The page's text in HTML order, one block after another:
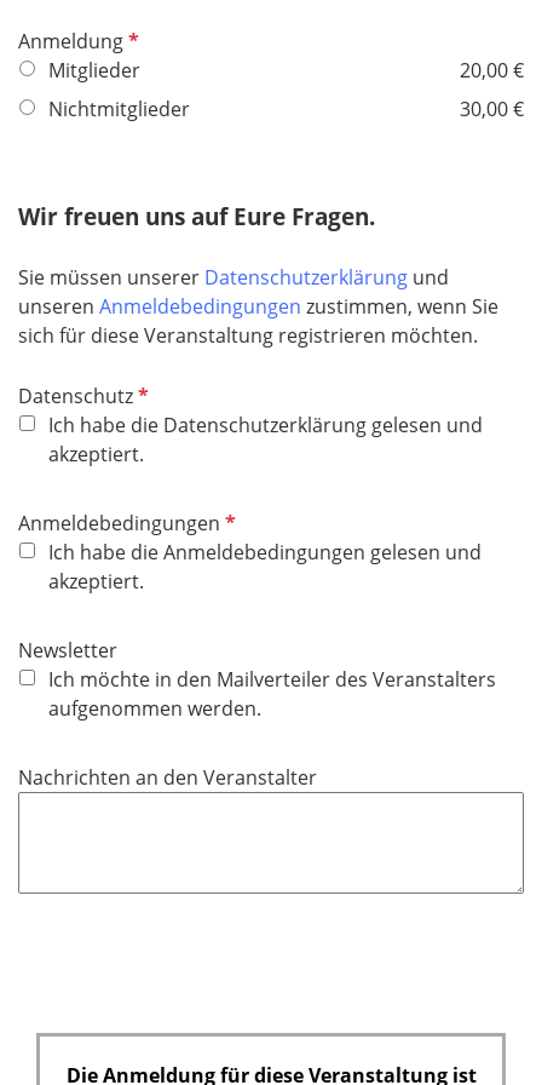
l
d
AnmeldungP
f
l
t
e
l
d
Mitglieder
20,00 €
Nichtmitglieder
30,00 €
Wir freuen uns auf Eure Fragen.
Sie müssen unserer Datenschutzerklärung und
unseren Anmeldebedingungen zustimmen, wenn Sie
sich für diese Veranstaltung registrieren möchten.
DatenschutzP
f
l
c
h
t
d
Ich habe die Datenschutzerklärung gelesen und
akzeptiert.
Anmeldebedingungen P
f
h
l
Ich habe die Anmeldebedingungen gelesen und
akzeptiert.
Newsletter
Ich möchte in den Mailverteiler des Veranstalters
aufgenommen werden.
Nachrichten an den Veranstalter
Die Anmeldung für diese Veranstaltung ist